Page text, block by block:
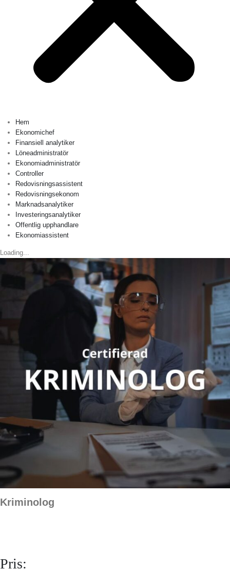
Hem
Ekonomichef
Finansiell analytiker
Löneadministratör
Ekonomiadministratör
Controller
Redovisningsassistent
Redovisningsekonom
Marknadsanalytiker
Investeringsanalytiker
Offentlig upphandlare
Ekonomiassistent
Loading...
Kriminolog
Pris: